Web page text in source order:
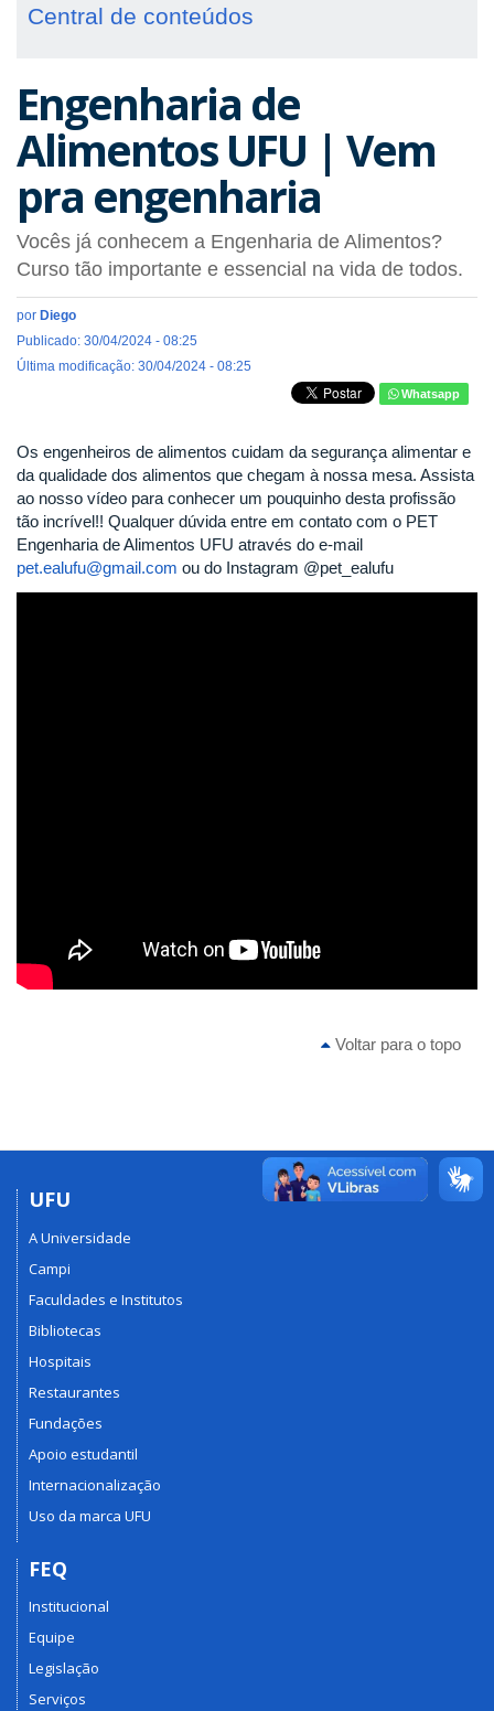
Central de conteúdos
Engenharia de
Alimentos UFU | Vem
pra engenharia
Vocês já conhecem a Engenharia de Alimentos?
Curso tão importante e essencial na vida de todos.
por Diego
Publicado: 30/04/2024 - 08:25
Última modificação: 30/04/2024 - 08:25
Whatsapp
Os engenheiros de alimentos cuidam da segurança alimentar e
da qualidade dos alimentos que chegam à nossa mesa. Assista
ao nosso vídeo para conhecer um pouquinho desta profissão
tão incrível!! Qualquer dúvida entre em contato com o PET
Engenharia de Alimentos UFU através do e-mail
pet.ealufu@gmail.com ou do Instagram @pet_ealufu
Voltar para o topo
UFU
A Universidade
Campi
Faculdades e Institutos
Bibliotecas
Hospitais
Restaurantes
Fundações
Apoio estudantil
Internacionalização
Uso da marca UFU
FEQ
Institucional
Equipe
Legislação
Serviços